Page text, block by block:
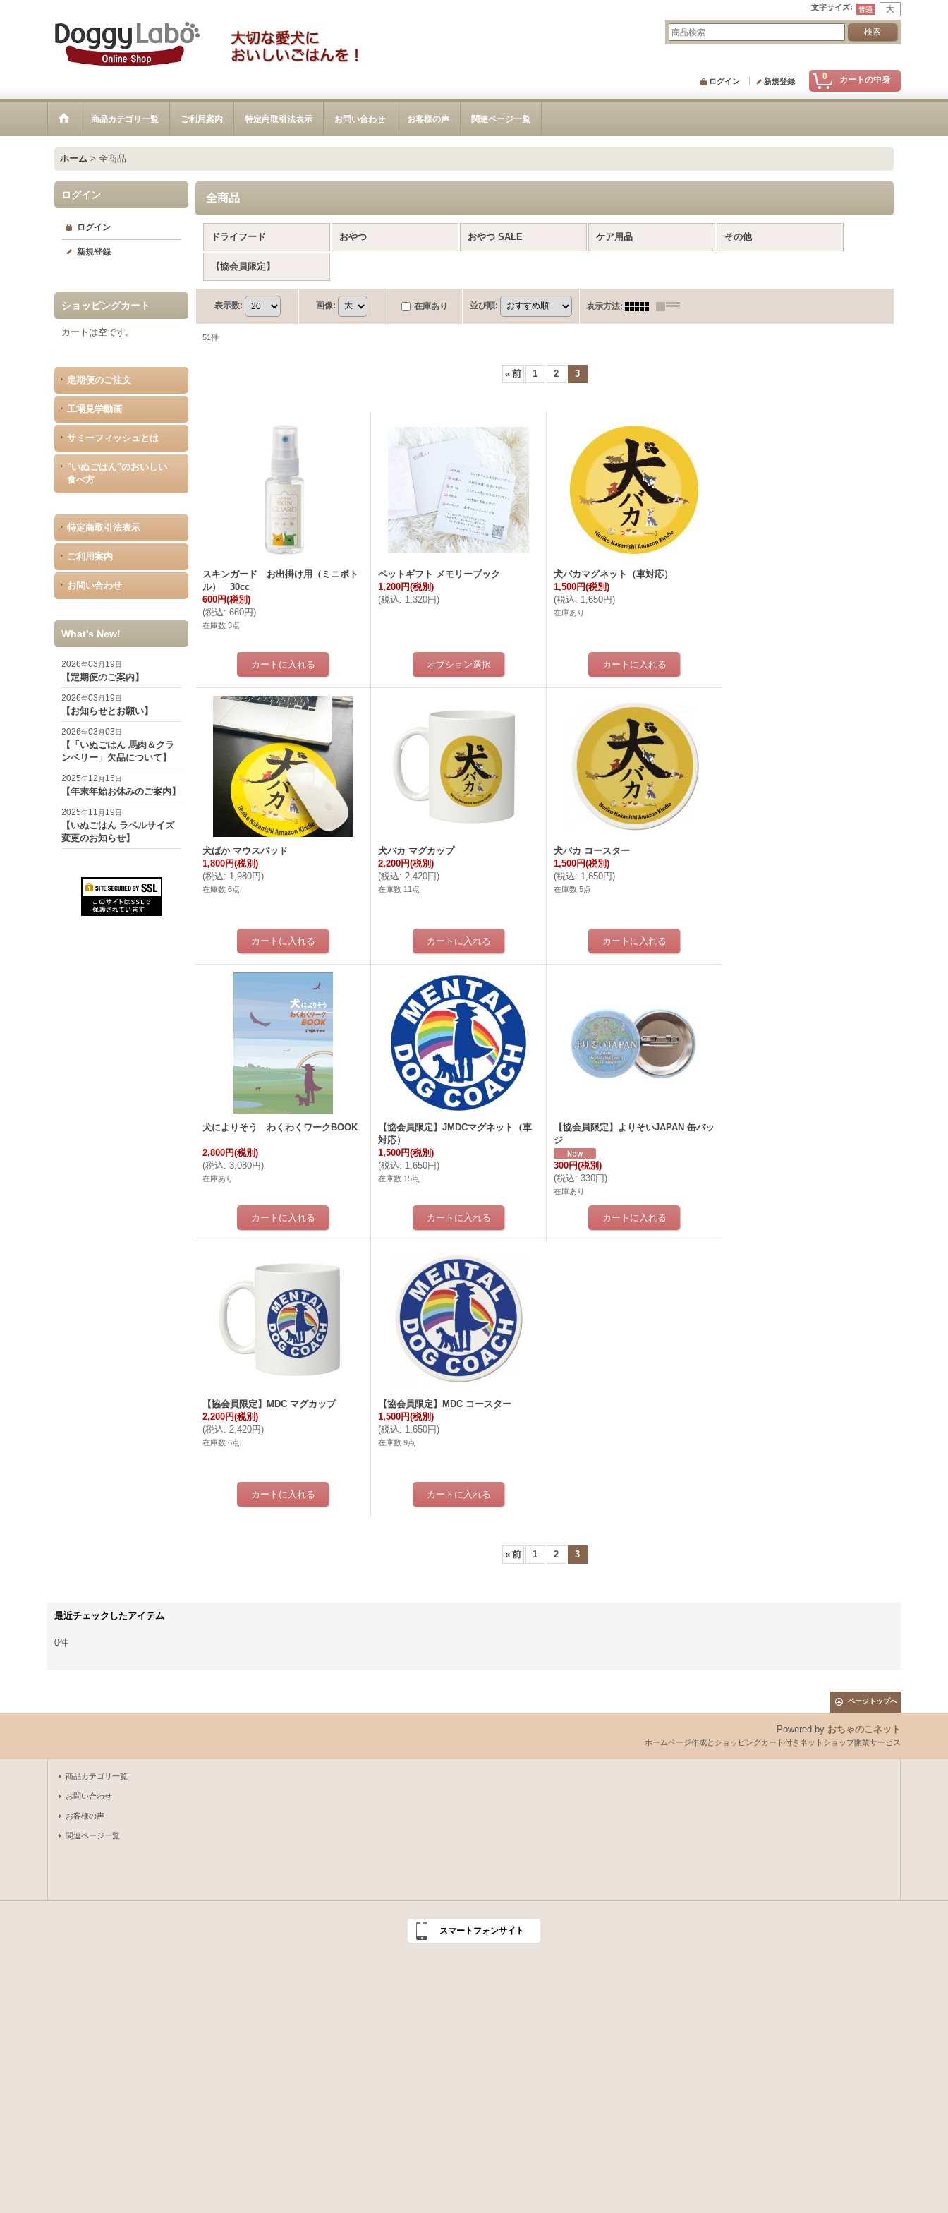
文字サイズ:
0 カートの中身
ログイン 新規登録
商品カテゴリ一覧 ご利用案内 特定商取引法表示 お問い合わせ お客様の声 関連ページ一覧
ホーム > 全商品
ログイン
ログイン
新規登録
ショッピングカート
カートは空です。
定期便のご注文
工場見学動画
サミーフィッシュとは
"いぬごはん"のおいしい
食べ方
特定商取引法表示
ご利用案内
お問い合わせ
What's New!
2026年03 月 19日
【定期便のご案内】
2026年03 月 19日
【お知らせとお願い】
2026年03 月03日
【「いぬごはん 馬肉＆クラ
ンベリー」欠品について】
2025年12 月 15日
【年末年始お休みのご案内】
2025年11 月 19日
【いぬごはん ラベルサイズ
変更のお知らせ】
全商品
ドライフード おやつ おやつ SALE ケア用品 その他
【協会員限定】
表示数: 画像: 在庫あり 並び順: 表示方法:
51件
« 前 1 2 3
スキンガード お出掛け用（ミニボト
ル） 30cc
600円(税別)
(税込: 660円)
在庫数 3点
ペットギフト メモリーブック
1,200円(税別)
(税込: 1,320円)
犬バカマグネット（車対応）
1,500円(税別)
(税込: 1,650円)
在庫あり
犬ばか マウスパッド
1,800円(税別)
(税込: 1,980円)
在庫数 6点
犬バカ マグカップ
2,200円(税別)
(税込: 2,420円)
在庫数 11点
犬バカ コースター
1,500円(税別)
(税込: 1,650円)
在庫数 5点
犬によりそう わくわくワークBOOK
2,800円(税別)
(税込: 3,080円)
在庫あり
【協会員限定】JMDCマグネット（車
対応）
1,500円(税別)
(税込: 1,650円)
在庫数 15点
【協会員限定】よりそいJAPAN 缶バッ
ジ
300円(税別)
(税込: 330円)
在庫あり
【協会員限定】MDC マグカップ
2,200円(税別)
(税込: 2,420円)
在庫数 6点
【協会員限定】MDC コースター
1,500円(税別)
(税込: 1,650円)
在庫数 9点
« 前 1 2 3
最近チェックしたアイテム
0件
ページトップへ
Powered by おちゃのこネット
ホームページ作成とショッピングカート付きネットショップ開業サービス
商品カテゴリ一覧
お問い合わせ
お客様の声
関連ページ一覧
スマートフォンサイト